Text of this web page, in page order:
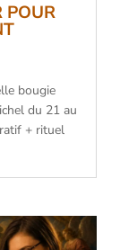
POUR
bougie
du 21 au
+ rituel